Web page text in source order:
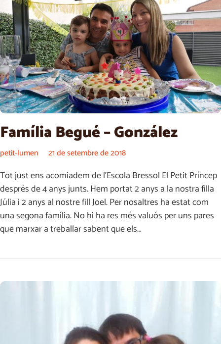
Família Begué – González
petit-lumen 21 de setembre de 2018
Tot just ens acomiadem de l’Escola Bressol El Petit Príncep
després de 4 anys junts. Hem portat 2 anys a la nostra filla
Júlia i 2 anys al nostre fill Joel. Per nosaltres ha estat com
una segona família. No hi ha res més valuós per uns pares
que marxar a treballar sabent que els…